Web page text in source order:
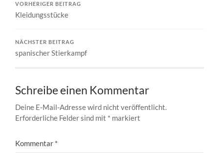
VORHERIGER BEITRAG
Kleidungsstücke
NÄCHSTER BEITRAG
spanischer Stierkampf
Schreibe einen Kommentar
Deine E-Mail-Adresse wird nicht veröffentlicht.
Erforderliche Felder sind mit * markiert
Kommentar *